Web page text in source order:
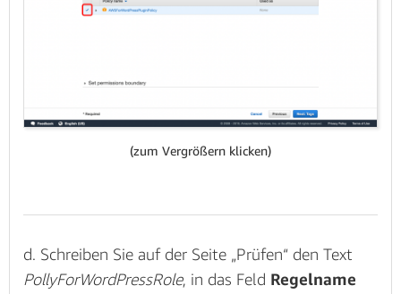
(zum Vergrößern klicken)
d. Schreiben Sie auf der Seite „Prüfen“ den Text
PollyForWordPressRole, in das Feld Regelname